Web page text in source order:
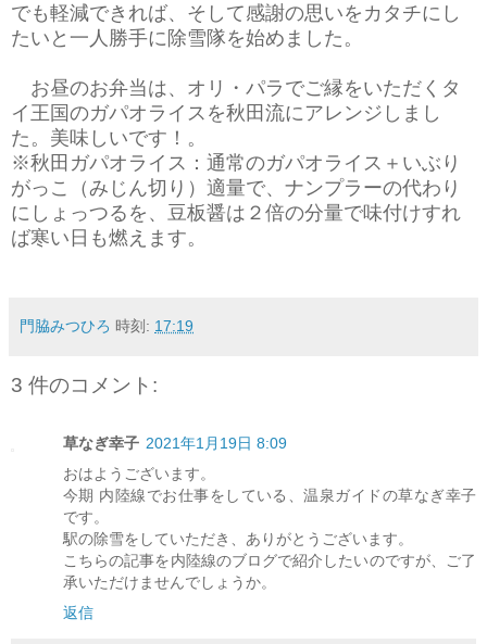
でも軽減できれば、そして感謝の思いをカタチにし
たいと一人勝手に除雪隊を始めました。
お昼のお弁当は、オリ・パラでご縁をいただくタ
イ王国のガパオライスを秋田流にアレンジしまし
た。美味しいです！。
※秋田ガパオライス：通常のガパオライス＋いぶり
がっこ（みじん切り）適量で、ナンプラーの代わり
にしょっつるを、豆板醤は２倍の分量で味付けすれ
ば寒い日も燃えます。
門脇みつひろ 時刻: 17:19
3 件のコメント:
草なぎ幸子 2021年1月19日 8:09
おはようございます。
今期 内陸線でお仕事をしている、温泉ガイドの草なぎ幸子
です。
駅の除雪をしていただき、ありがとうございます。
こちらの記事を内陸線のブログで紹介したいのですが、ご了
承いただけませんでしょうか。
返信